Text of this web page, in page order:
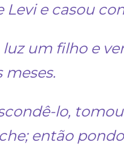
e casou
um filho e
lo,
então